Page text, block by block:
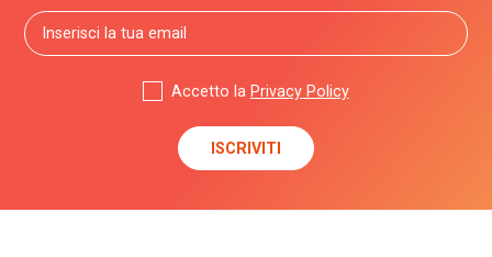
Accetto la Privacy Policy